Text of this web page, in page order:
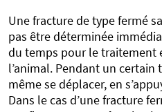
Une fracture de type fermé
pas être déterminée
du temps pour le traitement
l’animal. Pendant un certain
même se déplacer, en
Dans le cas d’une fracture